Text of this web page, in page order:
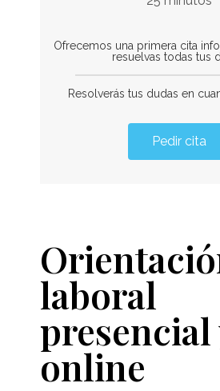
Ofrecemos una primera cita
resuelvas todas tus
Resolverás tus dudas en
Pedir cita
laboral
presencial
online